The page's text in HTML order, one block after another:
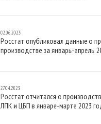
02.06.2023
Росстат опубликовал данные о
производстве за январь-апрель
27.04.2023
Росстат отчитался о
ЛПК и ЦБП в январе-марте 2023